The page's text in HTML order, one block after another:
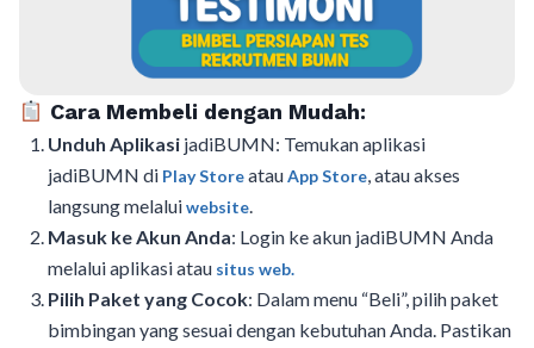
Cara Membeli dengan Mudah:
Unduh Aplikasi jadiBUMN: Temukan aplikasi
jadiBUMN di Play StoreatauApp Store, atau akses
langsung melaluiwebsite.
Masuk ke Akun Anda: Login ke akun jadiBUMN Anda
melalui aplikasi atau situs web.
Pilih Paket yang Cocok: Dalam menu “Beli”, pilih paket
bimbingan yang sesuai dengan kebutuhan Anda. Pastikan